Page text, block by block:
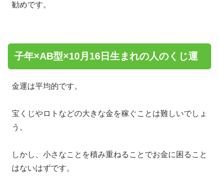
勧めです。
子年×AB型×10月16日生まれの人のくじ運
金運は平均的です。
宝くじやロトなどの大きな金を稼ぐことは難しいでしょ
う。
しかし、小さなことを積み重ねることでお金に困ること
はないはずです。